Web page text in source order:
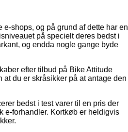
shops, og på grund af dette har en
på specielt deres bedst i
og endda nogle gange byde
efter tilbud på Bike Attitude
du er skråsikker på at antage den
bedst i test varer til en pris der
e-forhandler. Kortkøb er heldigvis